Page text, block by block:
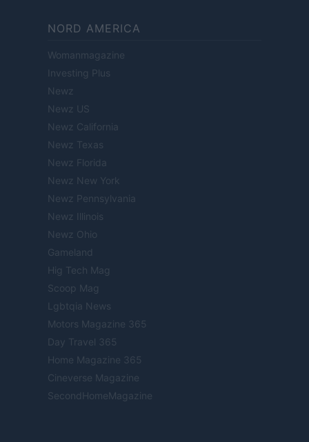
NORD AMERICA
Womanmagazine
Investing Plus
Newz
Newz US
Newz California
Newz Texas
Newz Florida
Newz New York
Newz Pennsylvania
Newz Illinois
Newz Ohio
Gameland
Hig Tech Mag
Scoop Mag
Lgbtqia News
Motors Magazine 365
Day Travel 365
Home Magazine 365
Cineverse Magazine
SecondHomeMagazine